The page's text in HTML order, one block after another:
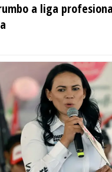
a liga